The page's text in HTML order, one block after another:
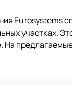
Eurosystems
участках.